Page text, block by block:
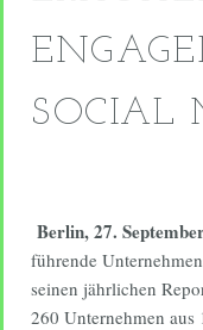
SOCIAL
Berlin, 27.
führende
seinen jährlichen
260 Unternehmen aus